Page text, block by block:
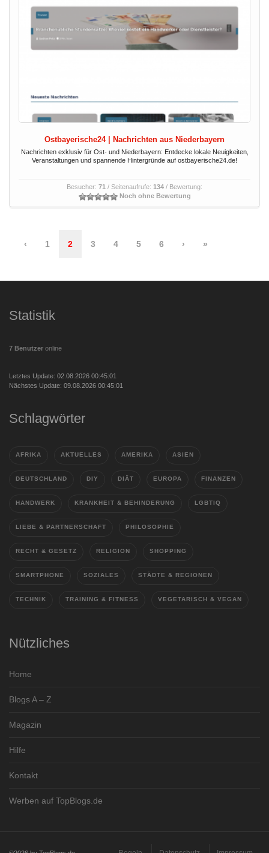
Ostbayerische24 | Nachrichten aus Niederbayern
Nachrichten exklusiv für Ost- und Niederbayern: Entdecke lokale Neuigkeiten,
Veranstaltungen und spannende Hintergründe auf ostbayerische24.de!
Besucher: 71 / Seitenaufrufe: 134 / Bewertung:
Noch ohne Bewertung
‹ 1 2 3 4 5 6 › »
Statistik
7 Benutzer online
Letztes Update: 02.08.2026 00:45:01
Nächstes Update: 09.08.2026 00:45:01
Schlagwörter
AFRIKA AKTUELLES AMERIKA ASIEN
DEUTSCHLAND DIY DIÄT EUROPA FINANZEN
HANDWERK KRANKHEIT & BEHINDERUNG LGBTIQ
LIEBE & PARTNERSCHAFT PHILOSOPHIE
RECHT & GESETZ RELIGION SHOPPING
SMARTPHONE SOZIALES STÄDTE & REGIONEN
TECHNIK TRAINING & FITNESS VEGETARISCH & VEGAN
Nützliches
Home
Blogs A – Z
Magazin
Hilfe
Kontakt
Werben auf TopBlogs.de